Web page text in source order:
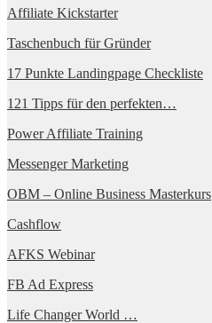
Affiliate Kickstarter
Taschenbuch für Gründer
17 Punkte Landingpage Checkliste
121 Tipps für den perfekten…
Power Affiliate Training
Messenger Marketing
OBM – Online Business Masterkurs
Cashflow
AFKS Webinar
FB Ad Express
Life Changer World …